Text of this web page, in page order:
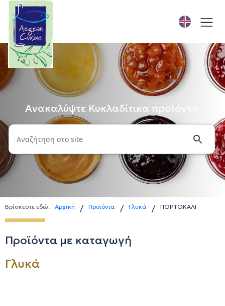
Ανακαλύψτε Κυκλαδίτικα προϊόντα
Βρίσκεστε εδώ: Αρχική / Προϊόντα / Γλυκά / ΠΟΡΤΟΚΑΛΙ
Προϊόντα με καταγωγή
Γλυκά